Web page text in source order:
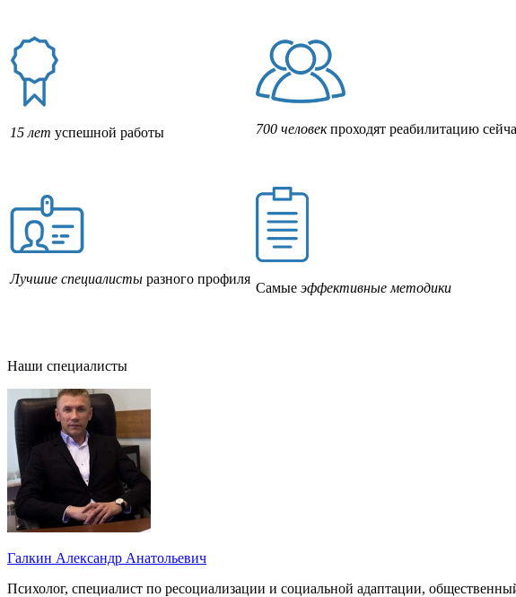
15 лет успешной работы 700 человекпроходят реабилитацию
Лучшие специалисты разного профиля
Самые эффективные методики
Наши специалисты
Галкин Александр Анатольевич
Психолог, специалист по ресоциализации и социальной адаптации,